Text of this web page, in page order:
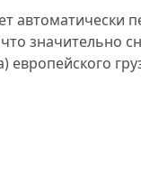
автоматически
значительно